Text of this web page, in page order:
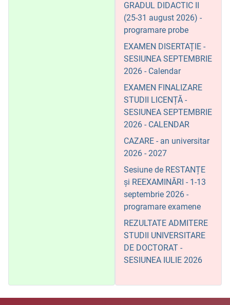
GRADUL DIDACTIC II
(25-31 august 2026) -
programare probe
EXAMEN DISERTAȚIE -
SESIUNEA SEPTEMBRIE
2026 - Calendar
EXAMEN FINALIZARE
STUDII LICENȚĂ -
SESIUNEA SEPTEMBRIE
2026 - CALENDAR
CAZARE - an universitar
2026 - 2027
Sesiune de RESTANȚE
și REEXAMINĂRI - 1-13
septembrie 2026 -
programare examene
REZULTATE ADMITERE
STUDII UNIVERSITARE
DE DOCTORAT -
SESIUNEA IULIE 2026